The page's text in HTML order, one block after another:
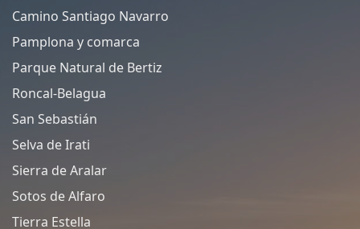
Camino Santiago Navarro
Pamplona y comarca
Parque Natural de Bertiz
Roncal-Belagua
San Sebastián
Selva de Irati
Sierra de Aralar
Sotos de Alfaro
Tierra Estella